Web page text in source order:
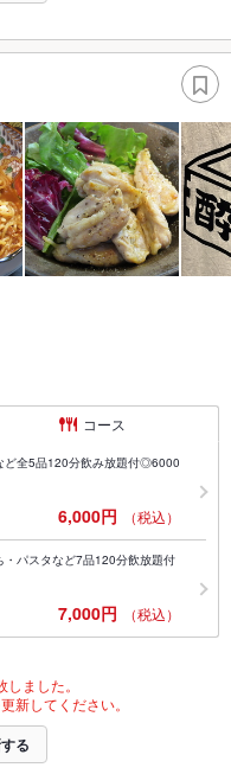
コース
ど全5品120分飲み放題付◎6000
6,000円 （税込）
パスタなど7品120分飲放題付
7,000円 （税込）
ました。
新してください。
る